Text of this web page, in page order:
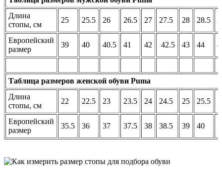
Длина
стопы, см
25 25.5 26 26.5 27 27.5 28 28.5
Европейский
размер
39 40 40.5 41 42 42.5 43 44
Таблица размеров женской обуви Puma
Длина
стопы, см
22 22.5 23 23.5 24 24.5 25 25.5
Европейский
размер
35.5 36 37 37.5 38 38.5 39 40